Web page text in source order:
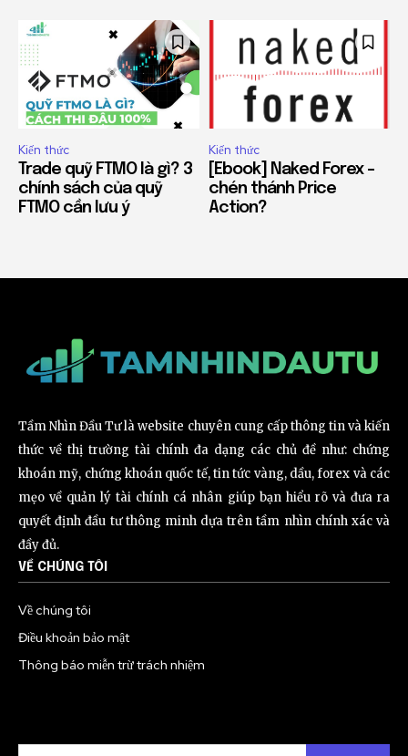
Kiến thức
Trade quỹ FTMO là gì? 3
chính sách của quỹ
FTMO cần lưu ý
Kiến thức
[Ebook] Naked Forex –
chén thánh Price
Action?
Tầm Nhìn Đầu Tư là website chuyên cung cấp thông tin và kiến
thức về thị trường tài chính đa dạng các chủ đề như: chứng
khoán mỹ, chứng khoán quốc tế, tin tức vàng, dầu, forex và các
mẹo về quản lý tài chính cá nhân giúp bạn hiểu rõ và đưa ra
quyết định đầu tư thông minh dựa trên tầm nhìn chính xác và
đầy đủ.
VỀ CHÚNG TÔI
Về chúng tôi
Điều khoản bảo mật
Thông báo miễn trừ trách nhiệm